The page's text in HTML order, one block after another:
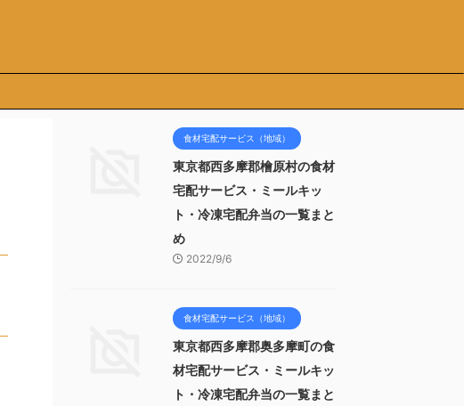
食材宅配サービス（地域）
東京都西多摩郡檜原村の食材
宅配サービス・ミールキッ
ト・冷凍宅配弁当の一覧まと
め
2022/9/6
食材宅配サービス（地域）
東京都西多摩郡奥多摩町の食
材宅配サービス・ミールキッ
ト・冷凍宅配弁当の一覧まと